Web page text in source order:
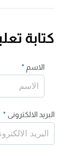
كتابة
الاسم *
البريد الالكترونى *